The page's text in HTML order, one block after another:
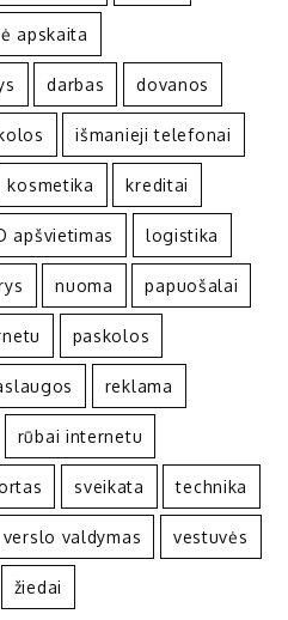
apskaita
darbas dovanos
išmanieji telefonai
kosmetika kreditai
apšvietimas logistika
nuoma papuošalai
paskolos
reklama
rūbai internetu
sveikata technika
verslo valdymas vestuvės
žiedai